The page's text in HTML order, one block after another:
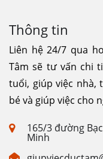
Thông tin
Liên hệ 24/7 qua
Tâm sẽ tư vấn chi
tuổi, giúp việc nhà,
bé và giúp việc cho
165/3 đường
Minh